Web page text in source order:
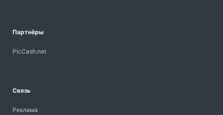
Партнёры
PicCash.net
Связь
Реклама